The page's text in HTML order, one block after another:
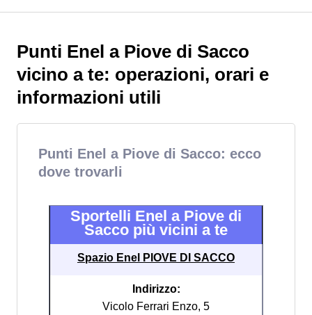
Punti Enel a Piove di Sacco
vicino a te: operazioni, orari e
informazioni utili
Punti Enel a Piove di Sacco: ecco
dove trovarli
Sportelli Enel a Piove di
Sacco più vicini a te
Spazio Enel PIOVE DI SACCO
Indirizzo:
Vicolo Ferrari Enzo, 5